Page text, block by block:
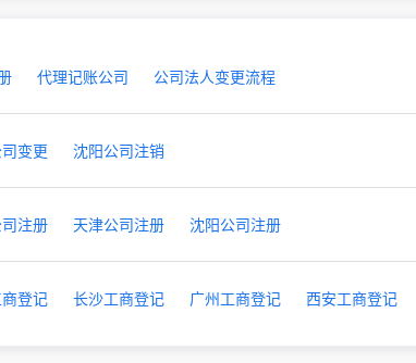
代理记账公司 公司法人变更流程
变更 沈阳公司注销
注册 天津公司注册 沈阳公司注册
登记 长沙工商登记 广州工商登记 西安工商登记